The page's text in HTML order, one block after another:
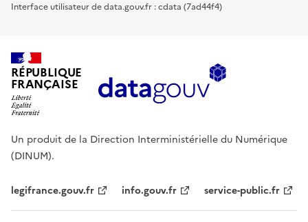
Interface utilisateur de data.gouv.fr : cdata (7ad44f4)
RÉPUBLIQUE
FRANÇAISE
Un produit de la Direction Interministérielle du Numérique
(DINUM).
legifrance.gouv.fr info.gouv.fr service-public.fr